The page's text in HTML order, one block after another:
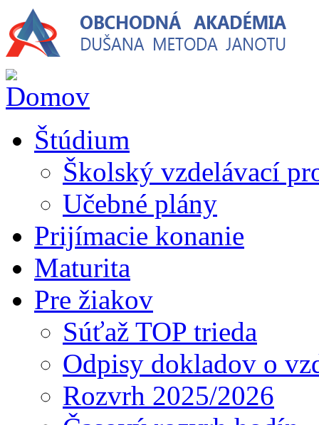
Skočiť na hlavný obsah
Štúdium
Školský vzdelávací
Učebné plány
Prijímacie konanie
Maturita
Pre žiakov
Súťaž TOP trieda
Odpisy dokladov o
Rozvrh 2025/2026